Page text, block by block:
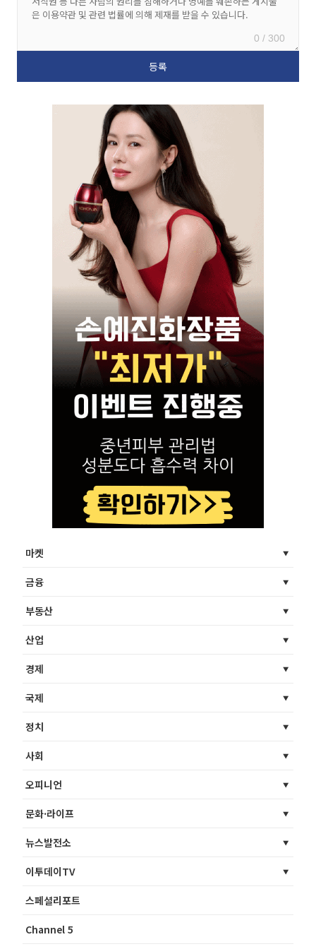
0 / 300
마켓
금융
부동산
산업
경제
국제
정치
사회
오피니언
문화·라이프
뉴스발전소
이투데이TV
스페셜리포트
Channel 5